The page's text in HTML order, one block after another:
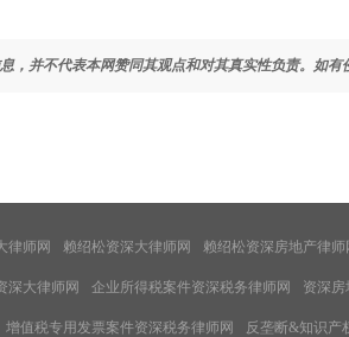
，并不代表本网赞同其观点和对其真实性负责。如有
律师网 赖绍松资深大律师网 赖绍松资深房地产律师
深大律师网 企业所得税案件资深税务律师网 资深房
增值税专用发票案件资深税务律师网 反垄断&知识产